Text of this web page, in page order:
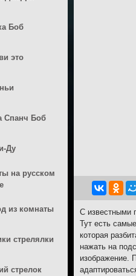
С известными
Тут есть
которая
нажать на
изображение.
Боб
это
Спанч Боб
Ду
на русском
из комнаты
стрелялки
стрелок